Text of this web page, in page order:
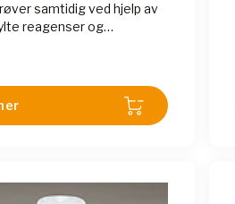
samtidig ved hjelp av
reagenser og
bruker paramagnetiske
prøvetyper på 25-60
av prøvetypen.